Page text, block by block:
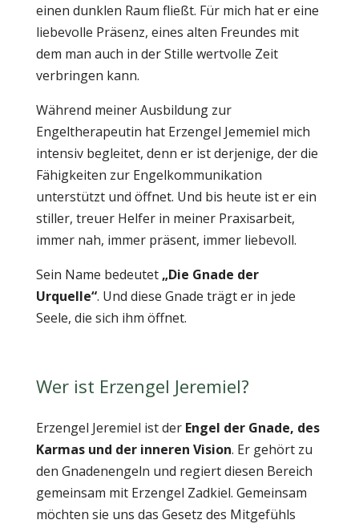
einen dunklen Raum fließt. Für mich hat er eine
liebevolle Präsenz, eines alten Freundes mit
dem man auch in der Stille wertvolle Zeit
verbringen kann.
Während meiner Ausbildung zur
Engeltherapeutin hat Erzengel Jememiel mich
intensiv begleitet, denn er ist derjenige, der die
Fähigkeiten zur Engelkommunikation
unterstützt und öffnet. Und bis heute ist er ein
stiller, treuer Helfer in meiner Praxisarbeit,
immer nah, immer präsent, immer liebevoll.
Sein Name bedeutet „Die Gnade der
Urquelle“. Und diese Gnade trägt er in jede
Seele, die sich ihm öffnet.
Wer ist Erzengel Jeremiel?
Erzengel Jeremiel ist der Engel der Gnade, des
Karmas und der inneren Vision. Er gehört zu
den Gnadenengeln und regiert diesen Bereich
gemeinsam mit Erzengel Zadkiel. Gemeinsam
möchten sie uns das Gesetz des Mitgefühls